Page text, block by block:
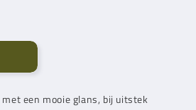
een mooie glans, bij uitstek